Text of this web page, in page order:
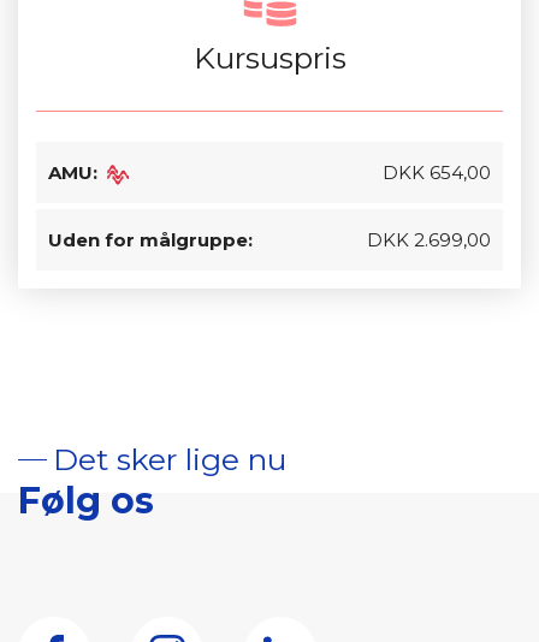
Kursuspris
AMU: DKK 654,00
Uden for målgruppe: DKK 2.699,00
Det sker lige nu
Følg os